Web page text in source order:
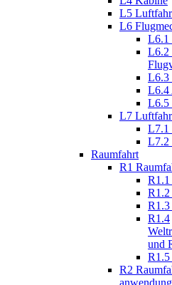
L5
L6
L6.1
L6.2
L6.3
L6.4
L6.5
L7
L7.1
L7.2
Raumfahrt
R1
R1.1
R1.2
R1.3
R1.4
und
R1.5
R2
anwendung